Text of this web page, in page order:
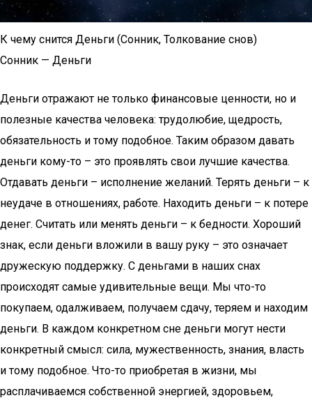
К чему снится Деньги (Сонник, Толкование снов)
Сонник — Деньги
Деньги отражают не только финансовые ценности, но и
полезные качества человека: трудолюбие, щедрость,
обязательность и тому подобное. Таким образом давать
деньги кому-то – это проявлять свои лучшие качества.
Отдавать деньги – исполнение желаний. Терять деньги – к
неудаче в отношениях, работе. Находить деньги – к потере
денег. Считать или менять деньги – к бедности. Хороший
знак, если деньги вложили в вашу руку – это означает
дружескую поддержку. С деньгами в наших снах
происходят самые удивительные вещи. Мы что-то
покупаем, одалживаем, получаем сдачу, теряем и находим
деньги. В каждом конкретном сне деньги могут нести
конкретный смысл: сила, мужественность, знания, власть
и тому подобное. Что-то приобретая в жизни, мы
расплачиваемся собственной энергией, здоровьем,